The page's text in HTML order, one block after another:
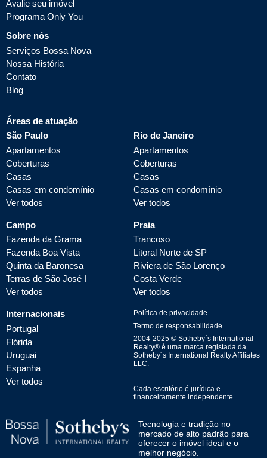
Avalie seu imóvel
Programa Only You
Sobre nós
Serviços Bossa Nova
Nossa História
Contato
Blog
Áreas de atuação
São Paulo
Apartamentos
Coberturas
Casas
Casas em condomínio
Ver todos
Rio de Janeiro
Apartamentos
Coberturas
Casas
Casas em condomínio
Ver todos
Campo
Fazenda da Grama
Fazenda Boa Vista
Quinta da Baronesa
Terras de São José I
Ver todos
Praia
Trancoso
Litoral Norte de SP
Riviera de São Lorenço
Costa Verde
Ver todos
Internacionais
Portugal
Flórida
Uruguai
Espanha
Ver todos
Política de privacidade
Termo de responsabilidade
2004-2025 © Sotheby´s International
Realty® é uma marca registada da
Sotheby´s International Realty Affiliates
LLC.
Cada escritório é jurídica e
financeiramente independente.
Tecnologia e tradição no
mercado de alto padrão para
oferecer o imóvel ideal e o
melhor negócio.